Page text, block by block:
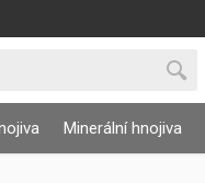
Minerální hnojiva